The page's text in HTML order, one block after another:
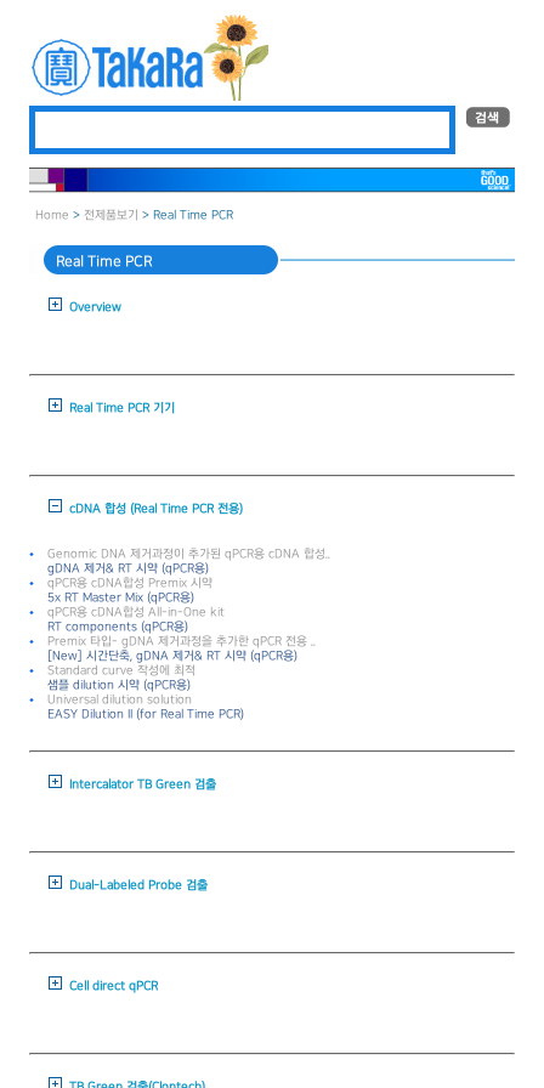
Home > 전제품보기 > Real Time PCR
Real Time PCR
Overview
Real Time PCR 기기
cDNA 합성 (Real Time PCR 전용)
Genomic DNA 제거과정이 추가된 qPCR용 cDNA 합성..
gDNA 제거& RT 시약 (qPCR용)
qPCR용 cDNA합성 Premix 시약
5x RT Master Mix (qPCR용)
qPCR용 cDNA합성 All-in-One kit
RT components (qPCR용)
Premix 타입- gDNA 제거과정을 추가한 qPCR 전용 ..
[New] 시간단축, gDNA 제거& RT 시약 (qPCR용)
Standard curve 작성에 최적
샘플 dilution 시약 (qPCR용)
Universal dilution solution
EASY Dilution II (for Real Time PCR)
Intercalator TB Green 검출
Dual-Labeled Probe 검출
Cell direct qPCR